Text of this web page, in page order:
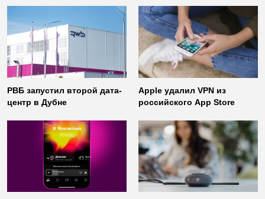
неофициальных клиентов
мессенджера
РВБ запустил второй дата-
центр в Дубне
Apple удалил VPN из
российского App Store